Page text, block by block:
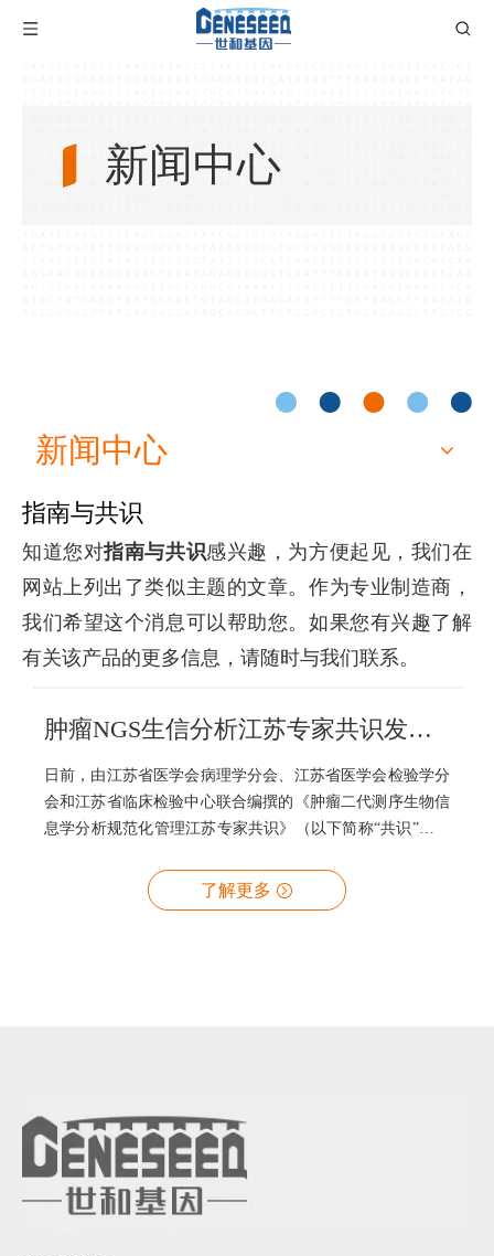
新闻中心
新闻中心
指南与共识
知道您对指南与共识感兴趣，为方便起见，我们在
网站上列出了类似主题的文章。作为专业制造商，
我们希望这个消息可以帮助您。如果您有兴趣了解
有关该产品的更多信息，请随时与我们联系。
肿瘤NGS生信分析江苏专家共识发布，世和基因参与共识修订
日前，由江苏省医学会病理学分会、江苏省医学会检验学分
会和江苏省临床检验中心联合编撰的《肿瘤二代测序生物信
息学分析规范化管理江苏专家共识》（以下简称“共识”）正
常志力先生受邀参与了专家共识的修订工作。
了解更多